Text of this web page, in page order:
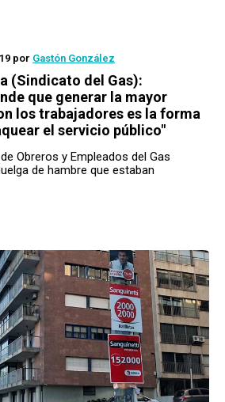
por Gastón González
(Sindicato del Gas):
que generar la mayor
los trabajadores es la forma
el servicio público"
Obreros y Empleados del Gas
de hambre que estaban